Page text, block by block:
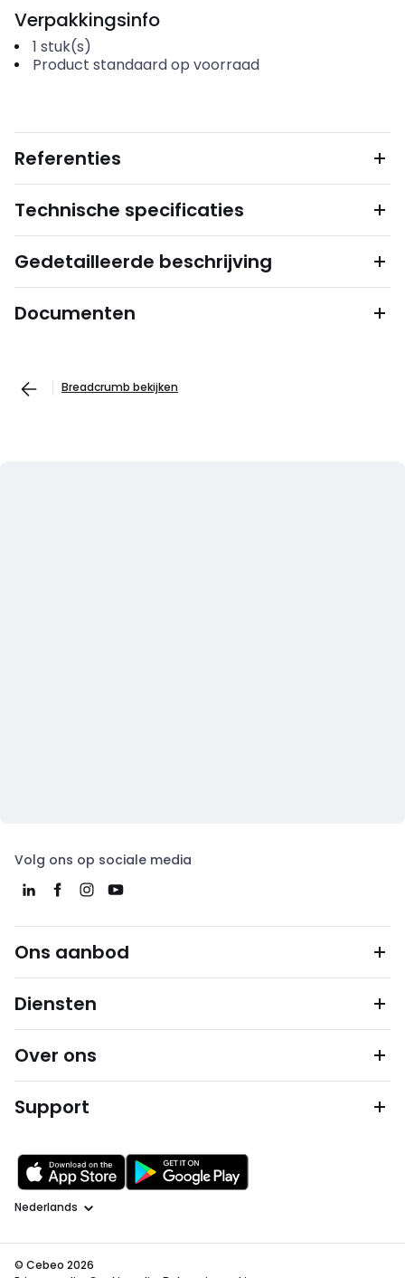
Verpakkingsinfo
1 stuk(s)
Product standaard op voorraad
Referenties
Technische specificaties
Gedetailleerde beschrijving
Documenten
Breadcrumb bekijken
Volg ons op sociale media
Ons aanbod
Diensten
Over ons
Support
Taal
© Cebeo 2026